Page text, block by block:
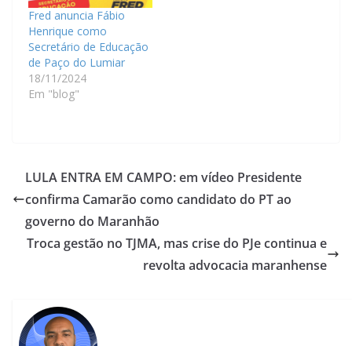
Fred anuncia Fábio
Henrique como
Secretário de Educação
de Paço do Lumiar
18/11/2024
Em "blog"
LULA ENTRA EM CAMPO: em vídeo Presidente
confirma Camarão como candidato do PT ao
governo do Maranhão
Troca gestão no TJMA, mas crise do PJe continua e
revolta advocacia maranhense